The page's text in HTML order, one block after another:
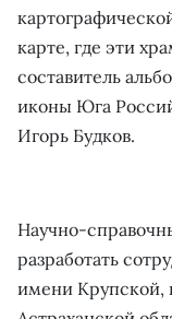
карте, где эти
составитель
иконы Юга
Игорь Будков.
Научно-
разработать
имени Крупской,